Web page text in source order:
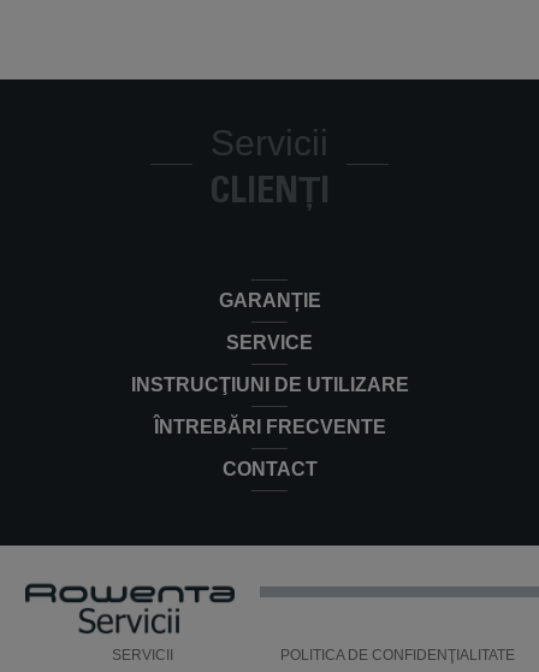
Servicii
CLIENȚI
GARANȚIE
SERVICE
INSTRUCŢIUNI DE UTILIZARE
ÎNTREBĂRI FRECVENTE
CONTACT
SERVICII POLITICA DE CONFIDENŢIALITATE